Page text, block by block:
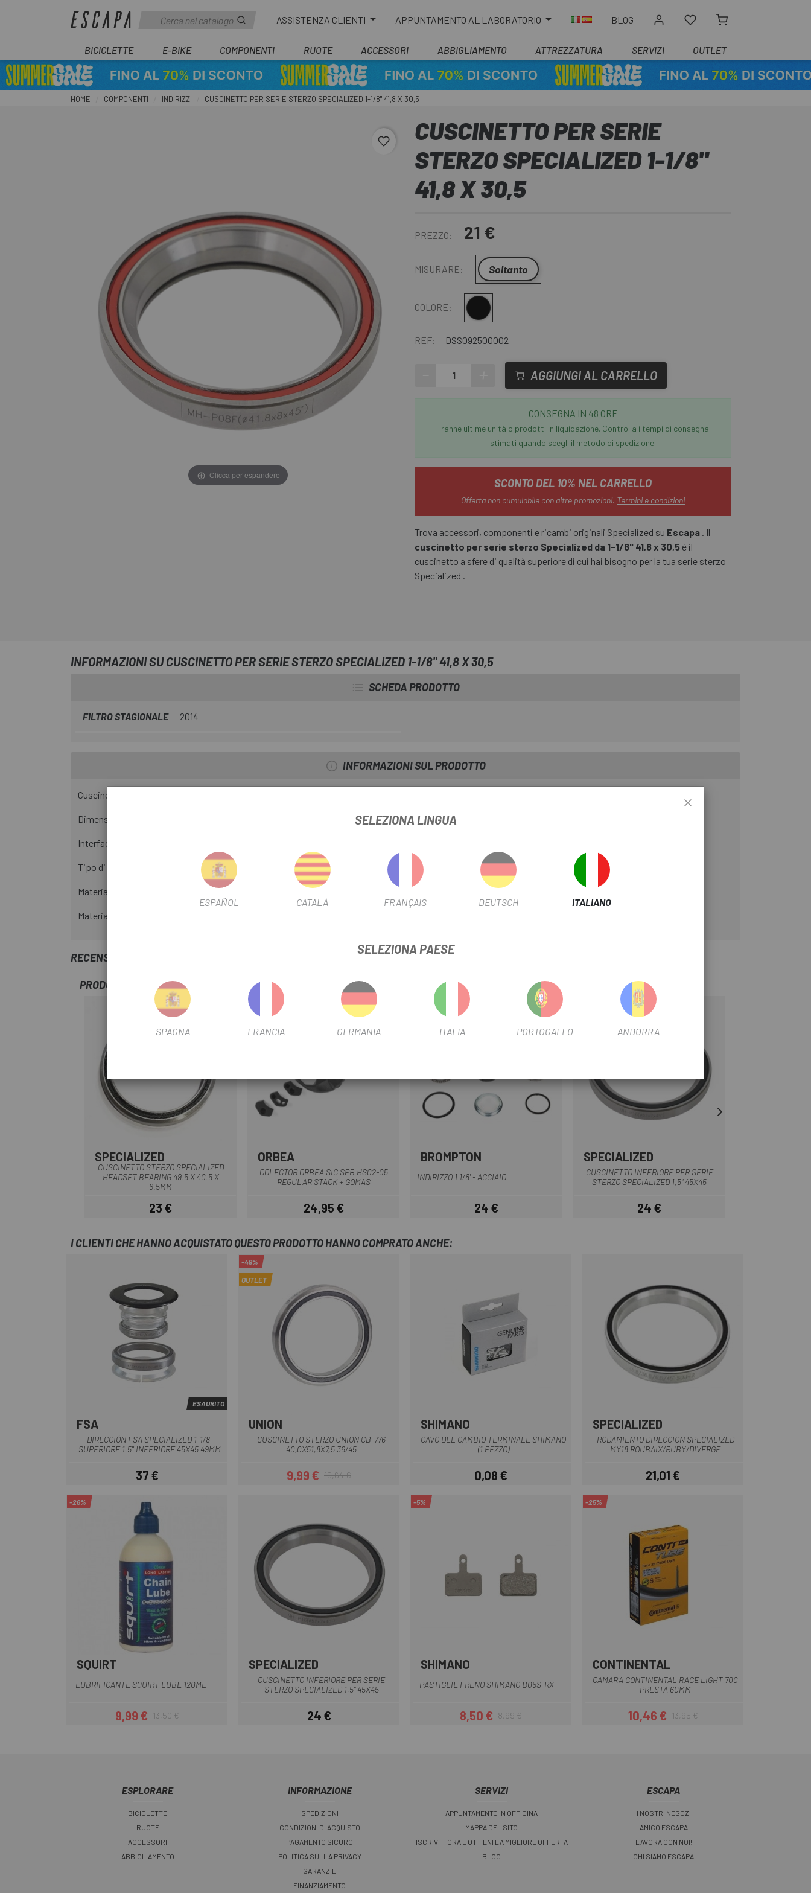
ASSISTENZA CLIENTI APPUNTAMENTO AL LABORATORIO BLOG
BICICLETTE E-BIKE COMPONENTI RUOTE ACCESSORI ABBIGLIAMENTO ATTREZZATURA SERVIZI OUTLET
HOME COMPONENTI INDIRIZZI CUSCINETTO PER SERIE STERZO SPECIALIZED 1-1/8" 41,8 X 30,5
favorite_border
Clicca per espandere
CUSCINETTO PER SERIE
STERZO SPECIALIZED 1-1/8"
41,8 X 30,5
PREZZO: 21 €
MISURARE: Soltanto
COLORE: Multiplo
REF: DSS092500002
AGGIUNGI AL CARRELLO
CONSEGNA IN 48 ORE
Tranne ultime unità o prodotti in liquidazione. Controlla i tempi di consegna
stimati quando scegli il metodo di spedizione.
SCONTO DEL 10% NEL CARRELLO
Offerta non cumulabile con altre promozioni. Termini e condizioni
Trova accessori, componenti e ricambi originali Specialized su Escapa . Il
cuscinetto per serie sterzo Specialized da 1-1/8" 41,8 x 30,5 è il
cuscinetto a sfere di qualità superiore di cui hai bisogno per la tua serie sterzo
Specialized .
INFORMAZIONI SU CUSCINETTO PER SERIE STERZO SPECIALIZED 1-1/8" 41,8 X 30,5
SCHEDA PRODOTTO
FILTRO STAGIONALE 2014
INFORMAZIONI SUL PRODOTTO
Cuscinetto di sterzo singolo stile Campy da 1-1/8"
Dimensioni: 41,8 mm di diametro esterno x 30,5 mm di diametro interno x 8 mm di spessore (45 x 45 gradi)
Interfaccia: stile Campy - 45x45 gradi.
Tipo di cuscinetto: MH-P08F
Materiale: Acciaio per cuscinetti: MH-P08F
Materiale: acciaio
RECENSIONI TRUSTED SHOPS
PRODOTTI SIMILI
Nero
SPECIALIZED
CUSCINETTO STERZO SPECIALIZED
HEADSET BEARING 49.5 X 40.5 X
6.5MM
Prezzo
23 €
ORBEA
COLECTOR ORBEA SIC SPB HS02-05
REGULAR STACK + GOMAS
Prezzo
24,95 €
BROMPTON
INDIRIZZO 1 1/8' - ACCIAIO
Prezzo
24 €
Multiplo
SPECIALIZED
CUSCINETTO INFERIORE PER SERIE
STERZO SPECIALIZED 1,5" 45X45
Prezzo
24 €
I CLIENTI CHE HANNO ACQUISTATO QUESTO PRODOTTO HANNO COMPRATO ANCHE:
ESAURITO
FSA
DIRECCIÓN FSA SPECIALIZED 1-1/8''
SUPERIORE 1.5'' INFERIORE 45X45 49MM
Prezzo
37 €
-49%
OUTLET
UNION
CUSCINETTO STERZO UNION CB-776
40,0X51,8X7,5 36/45
Prezzo
9,99 €Prezzo base
19,64 €
SHIMANO
CAVO DEL CAMBIO TERMINALE SHIMANO
(1 PEZZO)
Prezzo
0,08 €
Multiplo
SPECIALIZED
RODAMIENTO DIRECCION SPECIALIZED
MY18 ROUBAIX/RUBY/DIVERGE
Prezzo
21,01 €
-26%
SQUIRT
LUBRIFICANTE SQUIRT LUBE 120ML
Prezzo
9,99 €Prezzo base
13,50 €
Multiplo
SPECIALIZED
CUSCINETTO INFERIORE PER SERIE
STERZO SPECIALIZED 1,5" 45X45
Prezzo
24 €
-5%
SHIMANO
PASTIGLIE FRENO SHIMANO B05S-RX
Prezzo
8,50 €Prezzo base
8,99 €
-25%
CONTINENTAL
CAMARA CONTINENTAL RACE LIGHT 700
PRESTA 60MM
Prezzo
10,46 €Prezzo base
13,95 €
ESPLORARE
BICICLETTE
RUOTE
ACCESSORI
ABBIGLIAMENTO
INFORMAZIONE
SPEDIZIONI
CONDIZIONI DI ACQUISTO
PAGAMENTO SICURO
POLITICA SULLA PRIVACY
GARANZIE
FINANZIAMENTO
SERVIZI
APPUNTAMENTO IN OFFICINA
MAPPA DEL SITO
ISCRIVITI ORA E OTTIENI LA MIGLIORE OFFERTA
BLOG
ESCAPA
I NOSTRI NEGOZI
AMICO ESCAPA
LAVORA CON NOI!
CHI SIAMO ESCAPA
SELEZIONA LINGUA
ESPAÑOL CATALÀ FRANÇAIS DEUTSCH ITALIANO
SELEZIONA PAESE
SPAGNA FRANCIA GERMANIA ITALIA PORTOGALLO ANDORRA